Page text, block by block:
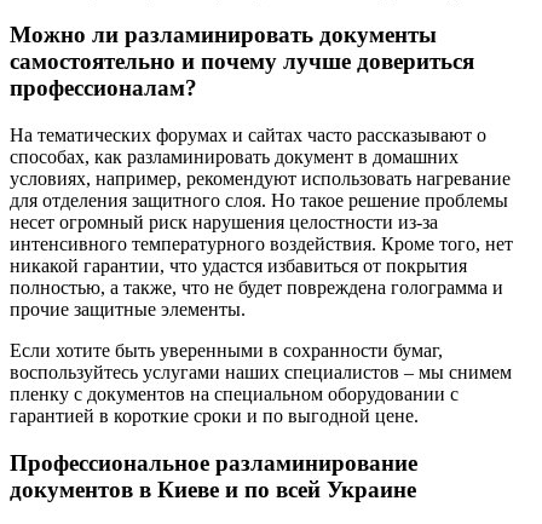
Можно ли разламинировать документы
самостоятельно и почему лучше довериться
профессионалам?
На тематических форумах и сайтах часто рассказывают о
способах, как разламинировать документ в домашних
условиях, например, рекомендуют использовать нагревание
для отделения защитного слоя. Но такое решение проблемы
несет огромный риск нарушения целостности из-за
интенсивного температурного воздействия. Кроме того, нет
никакой гарантии, что удастся избавиться от покрытия
полностью, а также, что не будет повреждена голограмма и
прочие защитные элементы.
Если хотите быть уверенными в сохранности бумаг,
воспользуйтесь услугами наших специалистов – мы снимем
пленку с документов на специальном оборудовании с
гарантией в короткие сроки и по выгодной цене.
Профессиональное разламинирование
документов в Киеве и по всей Украине